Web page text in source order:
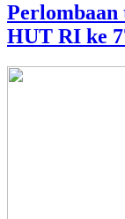
HUT RI ke